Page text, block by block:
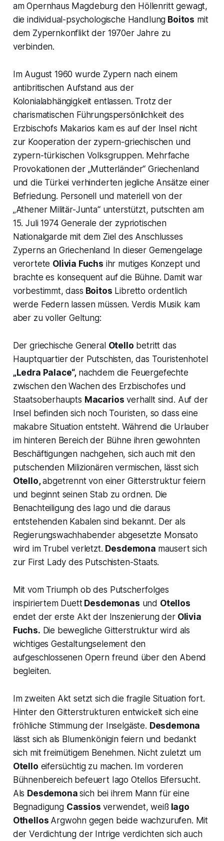
am Opernhaus Magdeburg den Höllenritt gewagt,
die individual-psychologische Handlung Boitos mit
dem Zypernkonflikt der 1970er Jahre zu
verbinden.
Im August 1960 wurde Zypern nach einem
antibritischen Aufstand aus der
Kolonialabhängigkeit entlassen. Trotz der
charismatischen Führungspersönlichkeit des
Erzbischofs Makarios kam es auf der Insel nicht
zur Kooperation der zypern-griechischen und
zypern-türkischen Volksgruppen. Mehrfache
Provokationen der „Mutterländer“ Griechenland
und die Türkei verhinderten jegliche Ansätze einer
Befriedung. Personell und materiell von der
„Athener Militär-Junta“ unterstützt, putschten am
15. Juli 1974 Generale der zypriotischen
Nationalgarde mit dem Ziel des Anschlusses
Zyperns an Griechenland In dieser Gemengelage
verortete Olivia Fuchs ihr mutiges Konzept und
brachte es konsequent auf die Bühne. Damit war
vorbestimmt, dass Boitos Libretto ordentlich
werde Federn lassen müssen. Verdis Musik kam
aber zu voller Geltung:
Der griechische General Otello betritt das
Hauptquartier der Putschisten, das Touristenhotel
„Ledra Palace“, nachdem die Feuergefechte
zwischen den Wachen des Erzbischofes und
Staatsoberhaupts Macarios verhallt sind. Auf der
Insel befinden sich noch Touristen, so dass eine
makabre Situation entsteht. Während die Urlauber
im hinteren Bereich der Bühne ihren gewohnten
Beschäftigungen nachgehen, sich auch mit den
putschenden Milizionären vermischen, lässt sich
Otello,abgetrennt von einer Gitterstruktur feiern
und beginnt seinen Stab zu ordnen. Die
Benachteiligung des Iago und die daraus
entstehenden Kabalen sind bekannt. Der als
Regierungswachhabender abgesetzte Monsato
wird im Trubel verletzt. Desdemona mausert sich
zur First Lady des Putschisten-Staats.
Mit vom Triumph ob des Putscherfolges
inspiriertem DuettDesdemonas und Otellos
endet der erste Akt der Inszenierung derOlivia
Fuchs. Die bewegliche Gitterstruktur wird als
wichtiges Gestaltungselement den
aufgeschlossenen Opern freund über den Abend
begleiten.
Im zweiten Akt setzt sich die fragile Situation fort.
Hinter den Gitterstrukturen entwickelt sich eine
fröhliche Stimmung der Inselgäste. Desdemona
lässt sich als Blumenkönigin feiern und bedankt
sich mit freimütigem Benehmen. Nicht zuletzt um
Otello eifersüchtig zu machen. Im vorderen
Bühnenbereich befeuert Iago Otellos Eifersucht.
Als Desdemona sich bei ihrem Mann für eine
Begnadigung Cassios verwendet, weiß Iago
Othellos Argwohn gegen beide wachzurufen. Mit
der Verdichtung der Intrige verdichten sich auch